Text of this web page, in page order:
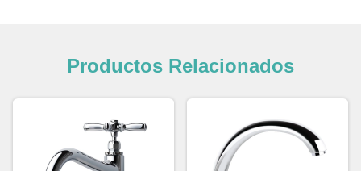
Productos Relacionados